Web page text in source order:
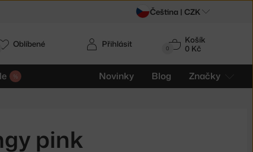
0
Košík
0 Kč
Novinky Blog Značky
Přihlásit
Oblíbené
pink
Čeština | CZK